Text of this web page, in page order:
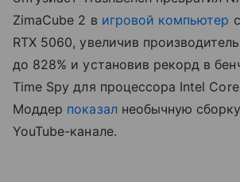
ZimaCube 2 в игровой компьютер с
RTX 5060, увеличив
до 828% и установив рекорд в
Time Spy для процессора Intel
Моддер показалнеобычную
YouTube-канале.